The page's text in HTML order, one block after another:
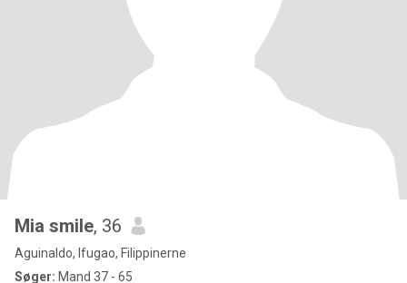
Mia smile, 36
Aguinaldo, Ifugao, Filippinerne
Søger: Mand 37 - 65